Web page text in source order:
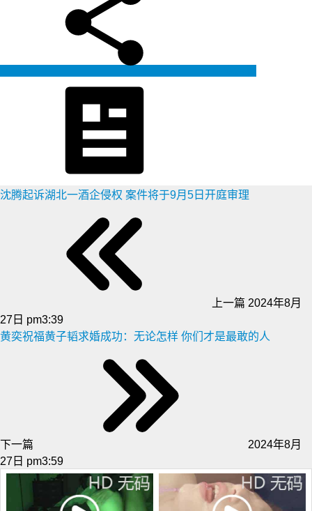
沈腾起诉湖北一酒企侵权 案件将于9月5日开庭审理
上一篇 2024年8月
27日 pm3:39
黄奕祝福黄子韬求婚成功：无论怎样 你们才是最敢的人
下一篇
2024年8月
27日 pm3:59